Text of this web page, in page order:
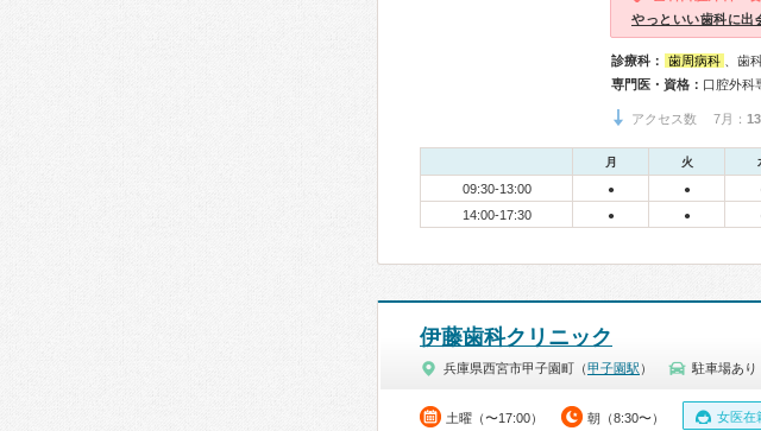
やっといい歯科に出
診療科： 歯周病科
、歯
専門医・資格： 口腔外科
アクセス数 7月：
月 火
09:30-13:00 ● ●
14:00-17:30 ● ●
伊藤歯科クリニック
兵庫県西宮市甲子園町（甲子園駅 ） 駐車場あり
土曜（〜17:00） 朝（8:30〜） 女医在